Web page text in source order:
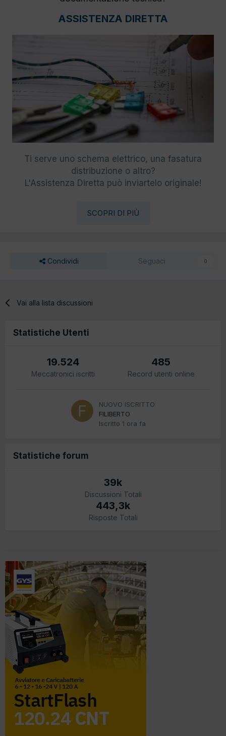
ASSISTENZA DIRETTA
Ti serve uno schema elettrico, una fasatura
distribuzione o altro?
L'Assistenza Diretta può inviartelo originale!
SCOPRI DI PIÙ
Condividi Seguaci 0
Vai alla lista discussioni
Statistiche Utenti
19.524
Meccatronici iscritti
485
Record utenti online
NUOVO ISCRITTO
FILIBERTO
Iscritto 1 ora fa
Statistiche forum
39k
Discussioni Totali
443,3k
Risposte Totali